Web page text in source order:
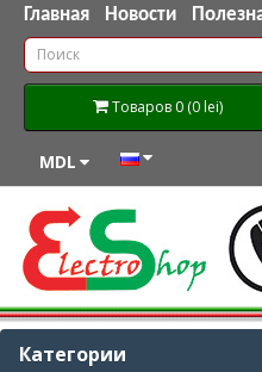
Главная Новости
Товаров 0 (0 lei)
MDL
Категории